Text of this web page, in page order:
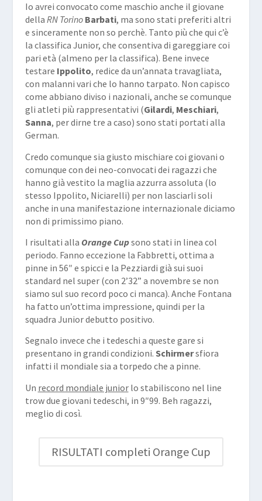
Io avrei convocato come maschio anche il giovane
della RN Torino Barbati, ma sono stati preferiti altri
e sinceramente non so perchè. Tanto più che qui c’è
la classifica Junior, che consentiva di gareggiare coi
pari età (almeno per la classifica). Bene invece
testare Ippolito, redice da un’annata travagliata,
con malanni vari che lo hanno tarpato. Non capisco
come abbiano diviso i nazionali, anche se comunque
gli atleti più rappresentativi (Gilardi, Meschiari,
Sanna, per dirne tre a caso) sono stati portati alla
German.
Credo comunque sia giusto mischiare coi giovani o
comunque con dei neo-convocati dei ragazzi che
hanno già vestito la maglia azzurra assoluta (lo
stesso Ippolito, Niciarelli) per non lasciarli soli
anche in una manifestazione internazionale diciamo
non di primissimo piano.
I risultati alla Orange Cupsono stati in linea col
periodo. Fanno eccezione la Fabbretti, ottima a
pinne in 56″ e spicci e la Pezziardi già sui suoi
standard nel super (con 2’32” a novembre se non
siamo sul suo record poco ci manca). Anche Fontana
ha fatto un’ottima impressione, quindi per la
squadra Junior debutto positivo.
Segnalo invece che i tedeschi a queste gare si
presentano in grandi condizioni. Schirmersfiora
infatti il mondiale sia a torpedo che a pinne.
Un record mondiale juniorlo stabiliscono nel line
trow due giovani tedeschi, in 9″99. Beh ragazzi,
meglio di così.
RISULTATI completi Orange Cup